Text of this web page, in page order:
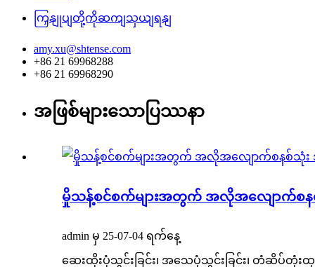
ကြှနျုပျတို့ကိုဆကျသှယျရနျ
amy.xu@shtense.com
+86 21 69968288
+86 21 69968290
အဖြစ်များသောပြဿနာ
မှိုသန့်စင်စက်များအတွက် အလိုအလျောက်စနစ်
admin မှ 25-07-04 ရက်နေ့
ဆေးထိုးပုံသွင်းခြင်း၊ အသေပုံသွင်းခြင်း၊ တံဆိပ်